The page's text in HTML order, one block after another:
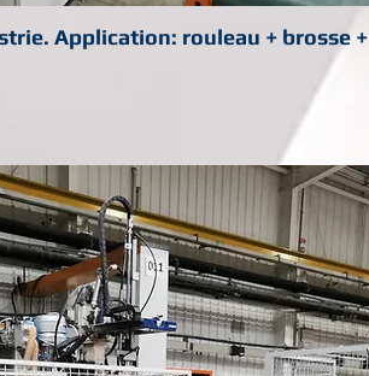
Application: rouleau + brosse +